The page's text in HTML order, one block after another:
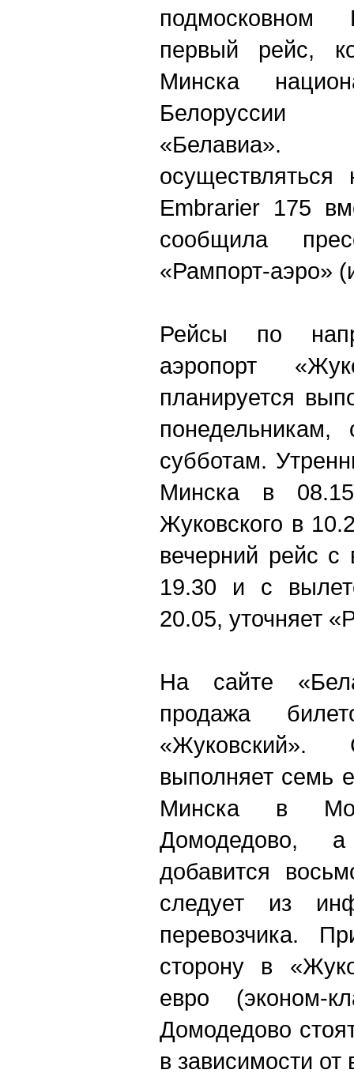
подмосковном
первый рейс,
Минска
Белоруссии
Embrarier 175
сообщила
«Рампорт-аэро»
Рейсы по
аэропорт
планируется
субботам.
Минска в
Жуковского в
вечерний рейс
19.30 и с
20.05, уточняет
На сайте
продажа
«Жуковский».
выполняет семь
Минска в
Домодедово,
добавится
следует из
перевозчика.
сторону в
евро (эконом-
Домодедово
в зависимости